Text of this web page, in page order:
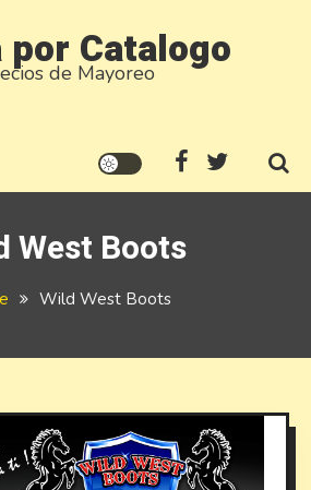
por Catalogo
de Mayoreo
West Boots
Wild West Boots